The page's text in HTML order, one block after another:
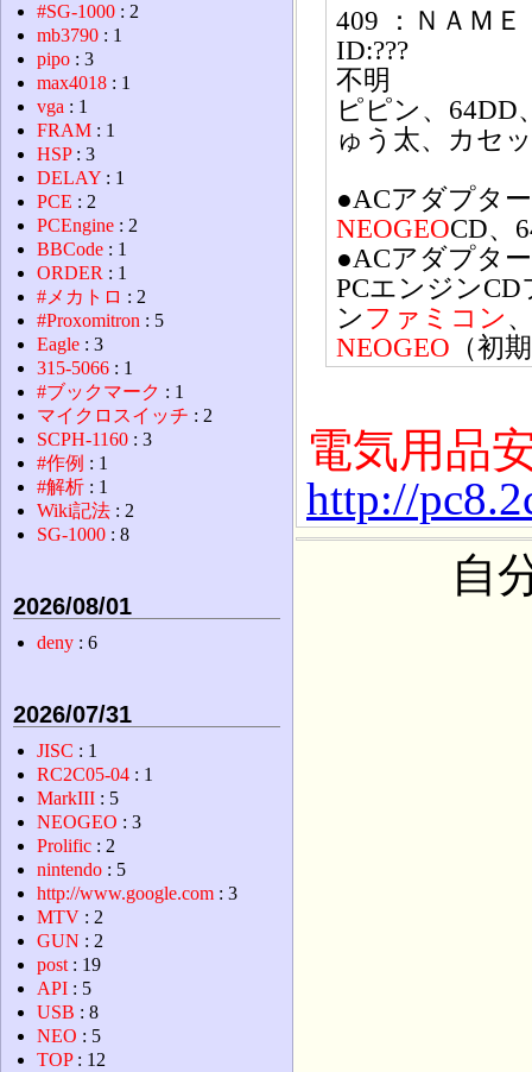
409 ：ＮＡＭ
ID:???
不明
ピピン、
ゅう太、カセ
●ACアダプタ
NEOGEOCD、
●ACアダプタ
PCエンジン
ン ファミコン
NEOGEO （初
電気用品
http://
自
#SG-1000 : 2
mb3790 : 1
pipo : 3
max4018 : 1
vga : 1
FRAM : 1
HSP: 3
DELAY : 1
PCE : 2
PCEngine : 2
BBCode : 1
ORDER : 1
#メカトロ : 2
#Proxomitron : 5
Eagle : 3
315-5066 : 1
#ブックマーク : 1
マイクロスイッチ : 2
SCPH-1160 : 3
#作例 : 1
#解析 : 1
Wiki記法 : 2
SG-1000 : 8
2026/08/01
deny : 6
2026/07/31
JISC : 1
RC2C05-04 : 1
MarkIII : 5
NEOGEO : 3
Prolific : 2
nintendo : 5
http://www.google.com : 3
MTV : 2
GUN : 2
post : 19
API : 5
USB : 8
NEO : 5
TOP: 12